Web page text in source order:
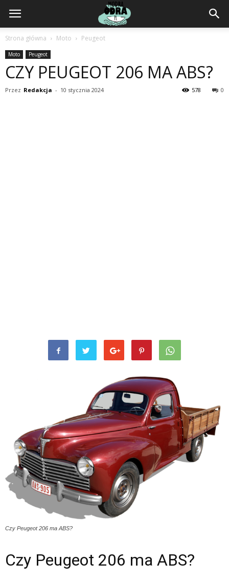
ModraOdra.pl
Strona główna Moto Peugeot
Moto Peugeot
CZY PEUGEOT 206 MA ABS?
Przez Redakcja - 10 stycznia 2024 0
578
Czy Peugeot 206 ma ABS?
Czy Peugeot 206 ma ABS?